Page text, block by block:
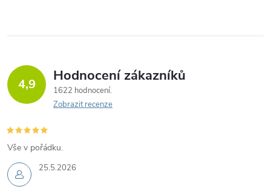
4,9 Hodnocení zákazníků
1622 hodnocení
Zobrazit recenze
25.5.2026
Vše v pořádku.